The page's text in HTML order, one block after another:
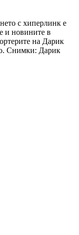
с хиперлинк е
и новините в
на Дарик
Снимки: Дарик